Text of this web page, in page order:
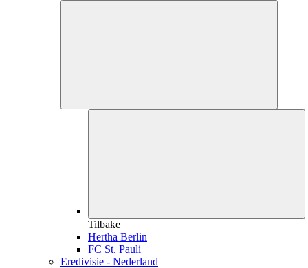
Tilbake
Hertha Berlin
FC St. Pauli
Eredivisie - Nederland